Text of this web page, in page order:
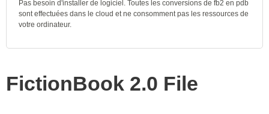
Pas besoin d'installer de logiciel. Toutes les conversions de fb2 en pdb
sont effectuées dans le cloud et ne consomment pas les ressources de
votre ordinateur.
FictionBook 2.0 File